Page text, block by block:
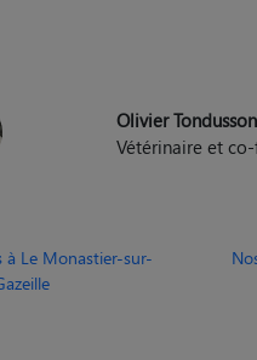
Olivier Tondusson
Vétérinaire et
à Le Monastier-sur-